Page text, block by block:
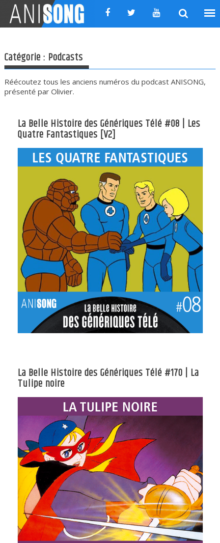
content
Catégorie : Podcasts
Réécoutez tous les anciens numéros du podcast ANISONG,
présenté par Olivier.
La Belle Histoire des Génériques Télé #08 | Les
Quatre Fantastiques [V2]
La Belle Histoire des Génériques Télé #170 | La
Tulipe noire